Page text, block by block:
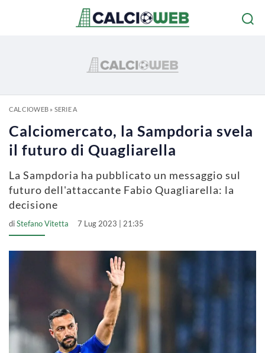
CALCIOWEB» SERIE A
Calciomercato, la Sampdoria svela
il futuro di Quagliarella
La Sampdoria ha pubblicato un messaggio sul
futuro dell'attaccante Fabio Quagliarella: la
decisione
diStefano Vitetta 7 Lug 2023 | 21:35